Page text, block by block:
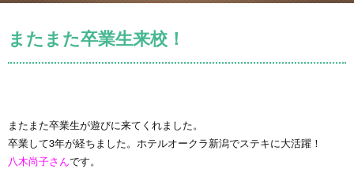
またまた卒業生来校！
またまた卒業生が遊びに来てくれました。
卒業して3年が経ちました。ホテルオークラ新潟でステキに大活躍！
八木尚子さんです。